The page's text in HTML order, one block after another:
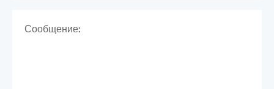
Сообщение: